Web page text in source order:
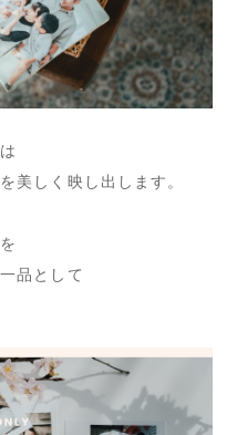
美しく映し出します。
品として